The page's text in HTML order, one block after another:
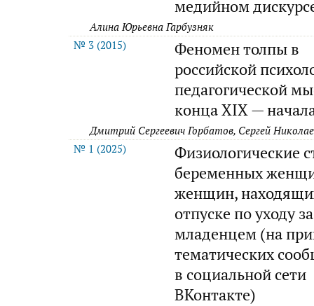
медийном
Алина Юрьевна Гарбузняк
№ 3 (2015)
Феномен толпы в
российской
педагогической
конца XIX —
Дмитрий Сергеевич Горбатов, Сергей
№ 1 (2025)
Физиологические
беременных
женщин,
отпуске по уходу за
младенцем (на
тематических
в социальной сети
ВКонтакте)